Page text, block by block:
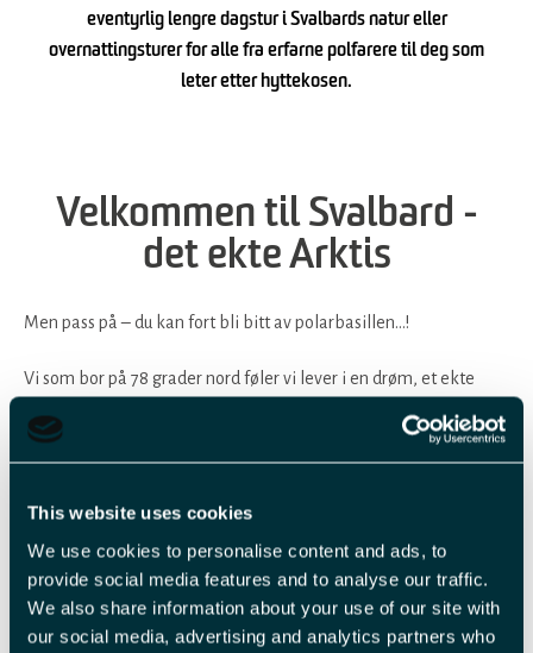
This website uses cookies
We use cookies to personalise content and ads, to
provide social media features and to analyse our traffic.
We also share information about your use of our site with
our social media, advertising and analytics partners who
eventyrlig lengre dagstur i Svalbards natur eller
overnattingsturer for alle fra erfarne polfarere til deg som
leter etter hyttekosen.
Velkommen til Svalbard -
det ekte Arktis
Men pass på – du kan fort bli bitt av polarbasillen…!
Vi som bor på 78 grader nord føler vi lever i en drøm, et ekte
arktisk eventyr. I et landskap preget av tundra, snaufjell, isbreer,
ekstreme lysvariasjoner og et spennende dyreliv har vi
verden. Og vi elsker livet på Svalbard, vi kan knapt tenke oss
begrep som betegner ønsket om alltid å ville komme tilbake
når man først har satt sine føtter her. Er du klar for å bli bitt…?